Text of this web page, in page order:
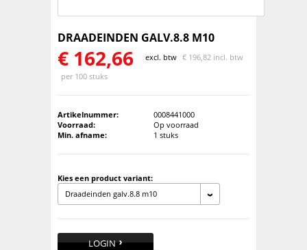
DRAADEINDEN GALV.8.8 M10
€ 162,66 excl. btw € 196,82 incl. btw
per 100 stuks
Artikelnummer:
0008441000
Voorraad:
Op voorraad
Min. afname:
1 stuks
Kies een product variant:
Draadeinden galv.8.8 m10
LOGIN